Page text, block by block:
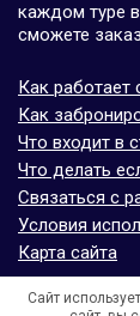
каждом туре
сможете
Как работает
Как
Что входит в
Что делать
Связаться с
Условия
Карта сайта
© bigtrip.by,
Сайт